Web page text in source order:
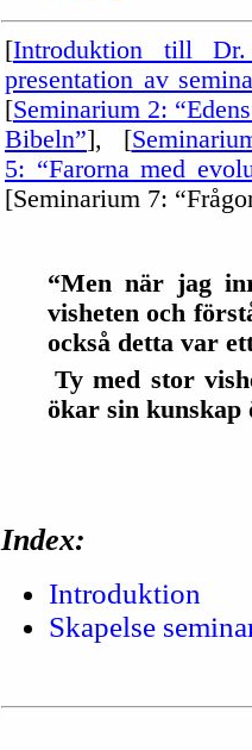
[Introduktion till
presentation av
[Seminarium 2:
Bibeln”], [
5: “Farorna med
[Seminarium 7:
“Men när jag
visheten och
också detta var
Ty med stor
ökar sin kunskap
Index:
Introduktion
Skapelse